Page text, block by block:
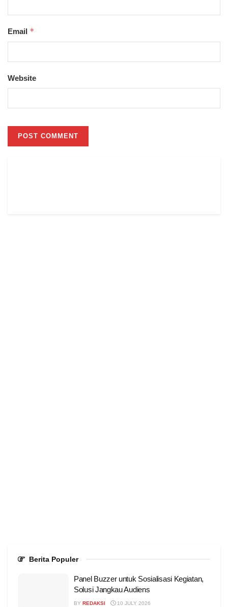
Email *
Website
Berita Populer
Panel Buzzer untuk Sosialisasi Kegiatan,
Solusi Jangkau Audiens
BY REDAKSI 10 JULY 2026